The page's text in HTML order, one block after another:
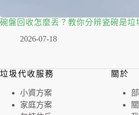
碗盤回收怎麼丟？教你分辨瓷碗是垃
2026-07-18
垃圾代收服務
⼩資⽅案
家庭⽅案
關於